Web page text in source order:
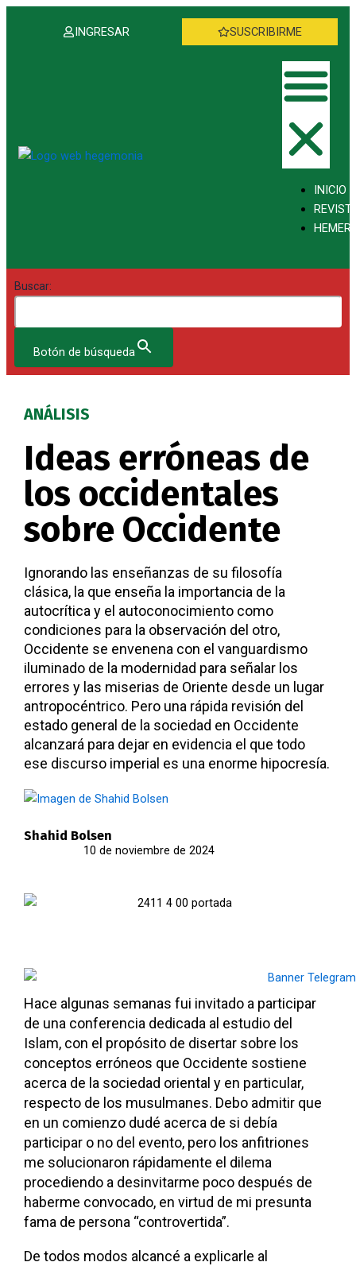
Ir
INICIO
INGRESAR SUSCRIBIRME
Buscar:
Botón de búsqueda
ANÁLISIS
Ideas erróneas de
los occidentales
sobre Occidente
Ignorando las enseñanzas de su filosofía
clásica, la que enseña la importancia de la
autocrítica y el autoconocimiento como
condiciones para la observación del otro,
Occidente se envenena con el vanguardismo
iluminado de la modernidad para señalar los
errores y las miserias de Oriente desde un lugar
antropocéntrico. Pero una rápida revisión del
estado general de la sociedad en Occidente
alcanzará para dejar en evidencia el que todo
ese discurso imperial es una enorme hipocresía.
Shahid Bolsen
10 de noviembre de 2024
Hace algunas semanas fui invitado a participar
de una conferencia dedicada al estudio del
Islam, con el propósito de disertar sobre los
conceptos erróneos que Occidente sostiene
acerca de la sociedad oriental y en particular,
respecto de los musulmanes. Debo admitir que
en un comienzo dudé acerca de si debía
participar o no del evento, pero los anfitriones
me solucionaron rápidamente el dilema
procediendo a desinvitarme poco después de
haberme convocado, en virtud de mi presunta
fama de persona “controvertida”.
De todos modos alcancé a explicarle al